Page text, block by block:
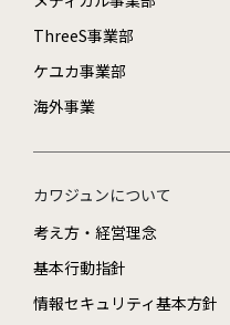
ThreeS事業部
ケユカ事業部
海外事業
カワジュンについて
考え方・経営理念
基本行動指針
情報セキュリティ基本方針